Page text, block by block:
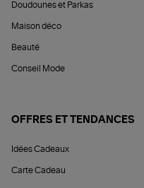
Doudounes et Parkas
Maison déco
Beauté
Conseil Mode
OFFRES ET TENDANCES
Idées Cadeaux
Carte Cadeau